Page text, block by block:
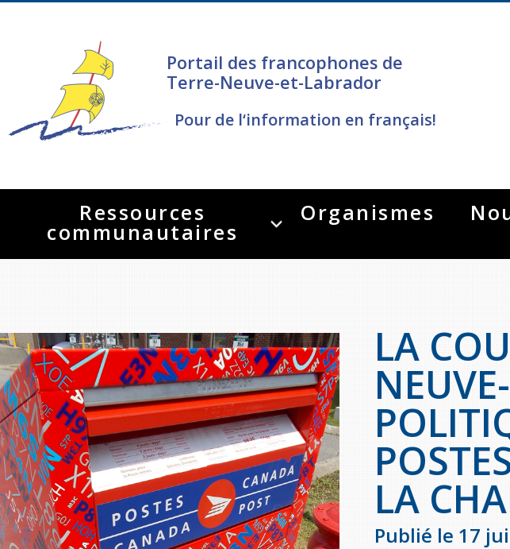
Portail des francophones de
Terre-Neuve-et-Labrador
Pour de l‘information en français!
Ressources
communautaires
Organismes
LA
LA
Publié le 17